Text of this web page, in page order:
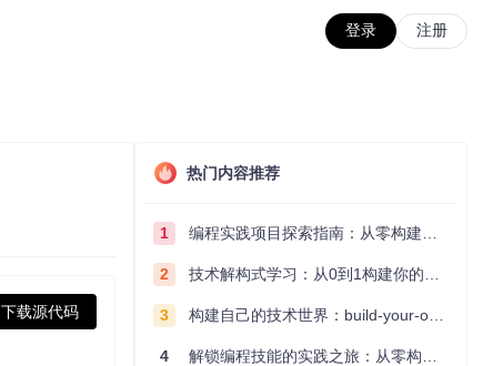
登录 注册
下载源代码
热门内容推荐
1 编程实践项目探索指南：从零构建技术能力体系
2 技术解构式学习：从0到1构建你的编程知识体系
3 构建自己的技术世界：build-your-own-x项目的实践探索指南
4 解锁编程技能的实践之旅：从零构建你的技术世界